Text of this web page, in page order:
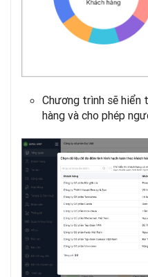
Chương trình sẽ hiển
hàng và cho phép